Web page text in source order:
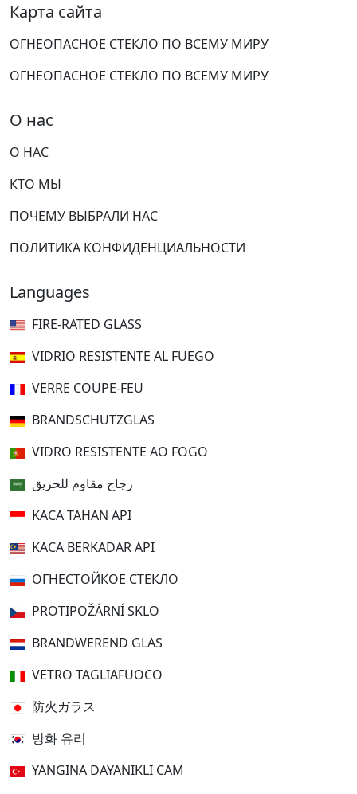
Карта сайта
ОГНЕОПАСНОЕ СТЕКЛО ПО ВСЕМУ МИРУ
ОГНЕОПАСНОЕ СТЕКЛО ПО ВСЕМУ МИРУ
О нас
О НАС
КТО МЫ
ПОЧЕМУ ВЫБРАЛИ НАС
ПОЛИТИКА КОНФИДЕНЦИАЛЬНОСТИ
Languages
FIRE-RATED GLASS
VIDRIO RESISTENTE AL FUEGO
VERRE COUPE-FEU
BRANDSCHUTZGLAS
VIDRO RESISTENTE AO FOGO
زجاج مقاوم للحريق
KACA TAHAN API
KACA BERKADAR API
ОГНЕСТОЙКОЕ СТЕКЛО
PROTIPOŽÁRNÍ SKLO
BRANDWEREND GLAS
VETRO TAGLIAFUOCO
防火ガラス
방화 유리
YANGINA DAYANIKLI CAM